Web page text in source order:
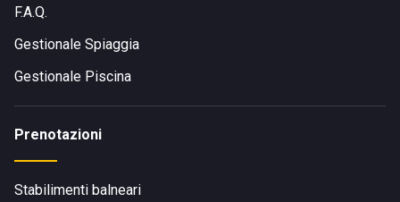
F.A.Q.
Gestionale Spiaggia
Gestionale Piscina
Prenotazioni
Stabilimenti balneari